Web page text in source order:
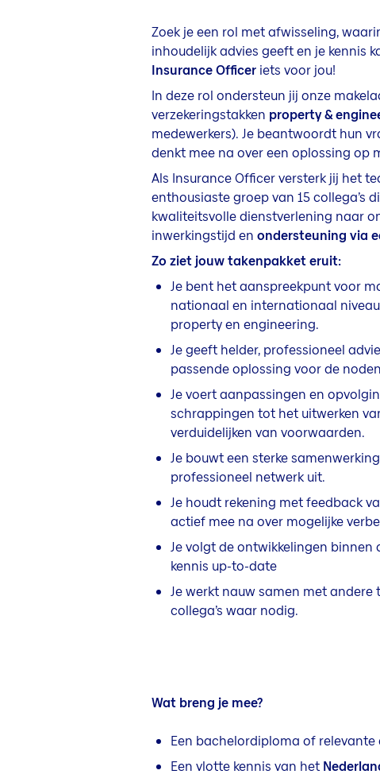
Zoek je een rol met afwisseling,
inhoudelijk advies geeft en je kennis
Insurance Officer iets voor jou!
In deze rol ondersteun jij onze
verzekeringstakken property &
medewerkers). Je beantwoordt hun
denkt mee na over een oplossing op
Als Insurance Officer versterk jij het
enthousiaste groep van 15 collega’s
kwaliteitsvolle dienstverlening naar
inwerkingstijd en ondersteuning via
Zo ziet jouw takenpakket eruit:
Je bent het aanspreekpunt voor
nationaal en internationaal
property en engineering.
Je geeft helder, professioneel
passende oplossing voor de
Je voert aanpassingen en
schrappingen tot het uitwerken
verduidelijken van voorwaarden.
Je bouwt een sterke
professioneel netwerk uit.
Je houdt rekening met feedback
actief mee na over mogelijke
Je volgt de ontwikkelingen binnen
kennis up-to-date
Je werkt nauw samen met
collega’s waar nodig.
Wat breng je mee?
Een bachelordiploma of
Een vlotte kennis van het